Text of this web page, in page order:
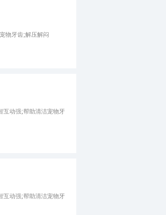
物牙齿;解压解闷
互动强;帮助清洁宠物牙
互动强;帮助清洁宠物牙